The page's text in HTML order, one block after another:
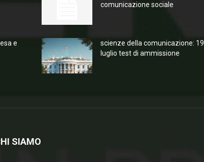
e
comunicazione sociale
scienze della comunicazione: 19
luglio test di ammissione
SIAMO